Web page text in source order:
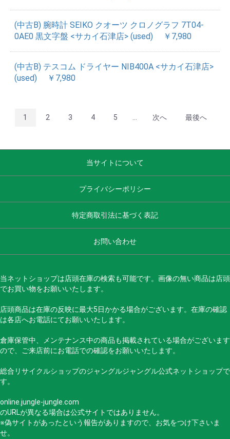
(中古B) 腕時計 SEIKO クオーツ クロノグラフ 7T04-
0AE0 黒文字盤 <サカイ石津店> (used)
￥7,980
(中古B) テスコム ドライヤー NIB400A <サカイ石津店>
(used)
￥7,980
1 2 3 4 5 次へ 最後へ
当サイトについて
プライバシーポリシー
特定商取引法に基づく表記
お問い合わせ
当ネットショップは店頭在庫の検索も可能です。画像の無い商品は店頭
でお買い物をお願いいたします。
店頭商品は在庫の反映に最大5日かかる場合がございます。在庫の確認
は各店へお電話にてお願いいたします。
倉庫保管中、メンテナンス中の商品も掲載されている場合がございます
ので、ご来店前にお電話での確認をお願いいたします。
総合リサイクルショップのジャングルジャングル公式ネットショップで
す。
online.jungle-jungle.com
のURLが異なる場合は公式サイトではありません。
※偽サイトがあったという報告がありますので、お気をつけ下さいま
せ。